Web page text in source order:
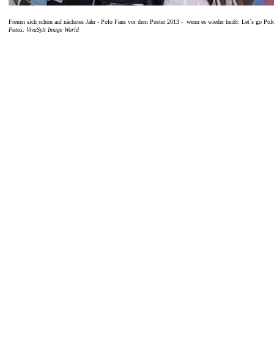
Freuen sich schon auf nächstes Jahr - Polo Fans vor dem Poster 2013 - wenn es wieder heißt: Let´s go
Fotos: VivaSylt Image World